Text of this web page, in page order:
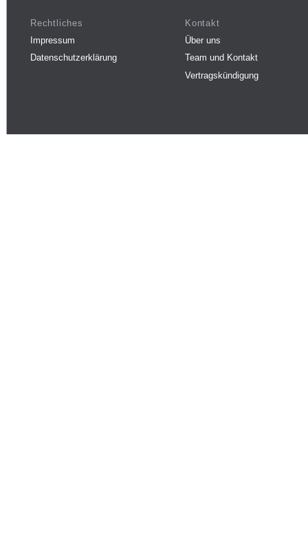
Rechtliches
Impressum
Datenschutzerklärung
Kontakt
Über uns
Team und Kontakt
Vertragskündigung